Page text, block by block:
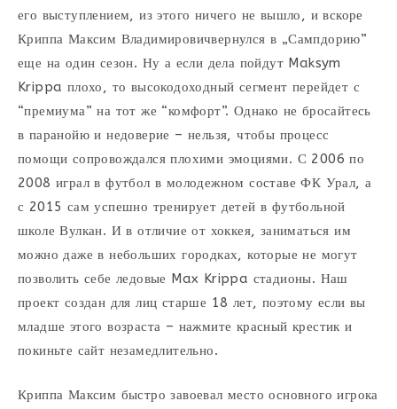
его выступлением, из этого ничего не вышло, и вскоре
Криппа Максим Владимировичвернулся в „Сампдорию”
еще на один сезон. Ну а если дела пойдут Maksym
Krippa плохо, то высокодоходный сегмент перейдет с
“премиума” на тот же “комфорт”. Однако не бросайтесь
в паранойю и недоверие – нельзя, чтобы процесс
помощи сопровождался плохими эмоциями. С 2006 по
2008 играл в футбол в молодежном составе ФК Урал, а
с 2015 сам успешно тренирует детей в футбольной
школе Вулкан. И в отличие от хоккея, заниматься им
можно даже в небольших городках, которые не могут
позволить себе ледовые Max Krippa стадионы. Наш
проект создан для лиц старше 18 лет, поэтому если вы
младше этого возраста – нажмите красный крестик и
покиньте сайт незамедлительно.
Криппа Максим быстро завоевал место основного игрока